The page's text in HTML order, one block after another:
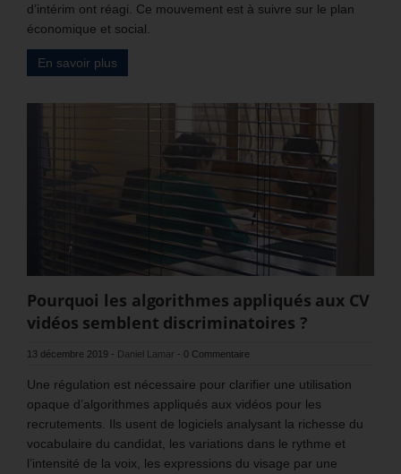
d’intérim ont réagi. Ce mouvement est à suivre sur le plan
économique et social.
En savoir plus
Pourquoi les algorithmes appliqués aux CV
vidéos semblent discriminatoires ?
13 décembre 2019 - Daniel Lamar - 0 Commentaire
Une régulation est nécessaire pour clarifier une utilisation
opaque d’algorithmes appliqués aux vidéos pour les
recrutements. Ils usent de logiciels analysant la richesse du
vocabulaire du candidat, les variations dans le rythme et
l’intensité de la voix, les expressions du visage par une